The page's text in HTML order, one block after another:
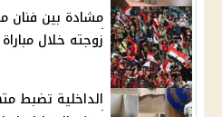
مشادة بين فنان
زوجته خلال
الداخلية تضبط